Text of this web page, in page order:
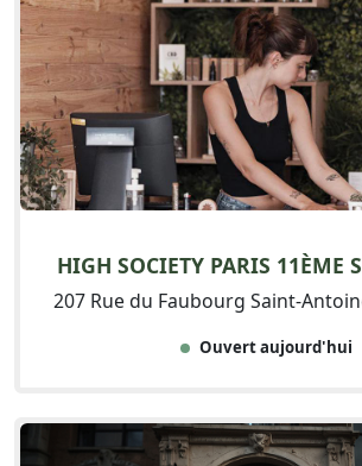
HIGH SOCIETY PARIS 11ÈME
207 Rue du Faubourg Saint-
Ouvert aujourd'hui